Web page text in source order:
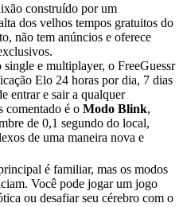
construído por um
dos velhos tempos gratuitos do
não tem anúncios e oferece
e multiplayer, o FreeGuessr
Elo 24 horas por dia, 7 dias
entrar e sair a qualquer
comentado é o Modo Blink,
de 0,1 segundo do local,
de uma maneira nova e
é familiar, mas os modos
Você pode jogar um jogo
ou desafiar seu cérebro com o